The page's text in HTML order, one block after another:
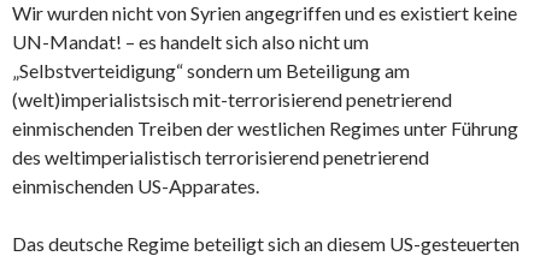
Wir wurden nicht von Syrien angegriffen und es existiert keine
UN-Mandat! – es handelt sich also nicht um
„Selbstverteidigung“ sondern um Beteiligung am
(welt)imperialistsisch mit-terrorisierend penetrierend
einmischenden Treiben der westlichen Regimes unter Führung
des weltimperialistisch terrorisierend penetrierend
einmischenden US-Apparates.
Das deutsche Regime beteiligt sich an diesem US-gesteuerten